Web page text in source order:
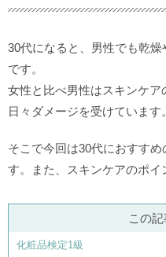
30代になると、男性でも乾
です。
女性と比べ男性はスキンケ
日々ダメージを受けています。
そこで今回は30代におすす
す。また、スキンケアのポイ
この
化粧品検定1級